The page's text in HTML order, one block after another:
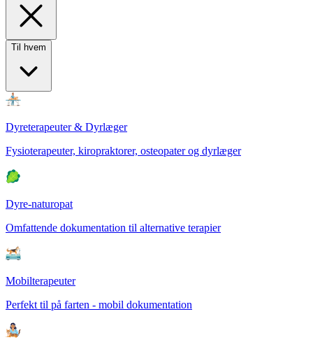
Til hvem
Dyreterapeuter & Dyrlæger
Fysioterapeuter, kiropraktorer, osteopater og dyrlæger
Dyre-naturopat
Omfattende dokumentation til alternative terapier
Mobilterapeuter
Perfekt til på farten - mobil dokumentation